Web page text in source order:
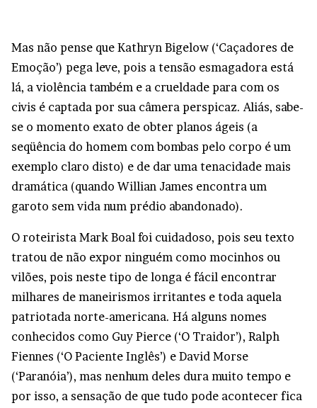
Mas não pense que Kathryn Bigelow (‘Caçadores de
Emoção’) pega leve, pois a tensão esmagadora está
lá, a violência também e a crueldade para com os
civis é captada por sua câmera perspicaz. Aliás, sabe-
se o momento exato de obter planos ágeis (a
seqüência do homem com bombas pelo corpo é um
exemplo claro disto) e de dar uma tenacidade mais
dramática (quando Willian James encontra um
garoto sem vida num prédio abandonado).
O roteirista Mark Boal foi cuidadoso, pois seu texto
tratou de não expor ninguém como mocinhos ou
vilões, pois neste tipo de longa é fácil encontrar
milhares de maneirismos irritantes e toda aquela
patriotada norte-americana. Há alguns nomes
conhecidos como Guy Pierce (‘O Traidor’), Ralph
Fiennes (‘O Paciente Inglês’) e David Morse
(‘Paranóia’), mas nenhum deles dura muito tempo e
por isso, a sensação de que tudo pode acontecer fica